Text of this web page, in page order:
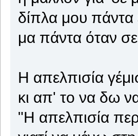
δίπλα μου πάντα
μα πάντα όταν
Η απελπισία
κι απ' το να δω
"Η απελπισία